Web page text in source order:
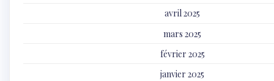
avril 2025
mars 2025
février 2025
janvier 2025